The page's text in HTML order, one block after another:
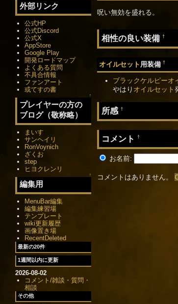
呪い無効を盛れる。
相性の良い装備 †
オイルセット用装備 †
ブラックケルピーオ
やはり オイルセット
所感 †
コメント †
お名前:
コメントはありません。
外部リンク
公式HP
公式Discord
公式X
AppStore
Google Play
開発ロードマップ
よくある質問
不具合情報
ファンアート
或てすの書
↑
プレイヤーの方の
ブログ（敬称略）
まいす
サンヘイリ
RonVoynich
ざくお
step
ヒヨクレンリ
↑
編集用
MenuBar編集
編集練習場
テンプレート
wiki更新履歴
画像置き場
RecentDeleted
最新の20件
1週間以内に更新
2026-08-02
コメント/雑談・質問・
相談
その他